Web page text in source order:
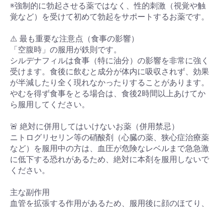
※強制的に勃起させる薬ではなく、性的刺激（視覚や触
覚など）を受けて初めて勃起をサポートするお薬です。
⚠️ 最も重要な注意点（食事の影響）
「空腹時」の服用が鉄則です。
シルデナフィルは食事（特に油分）の影響を非常に強く
受けます。食後に飲むと成分が体内に吸収されず、効果
が半減したり全く現れなかったりすることがあります。
やむを得ず食事をとる場合は、食後2時間以上あけてか
ら服用してください。
🚨 絶対に併用してはいけないお薬（併用禁忌）
ニトログリセリン等の硝酸剤（心臓の薬、狭心症治療薬
など）を服用中の方は、血圧が危険なレベルまで急急激
に低下する恐れがあるため、絶対に本剤を服用しないで
ください。
主な副作用
血管を拡張する作用があるため、服用後に顔のほてり、